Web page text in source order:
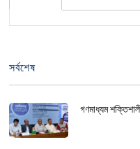
সর্বশেষ
গণমাধ্যম